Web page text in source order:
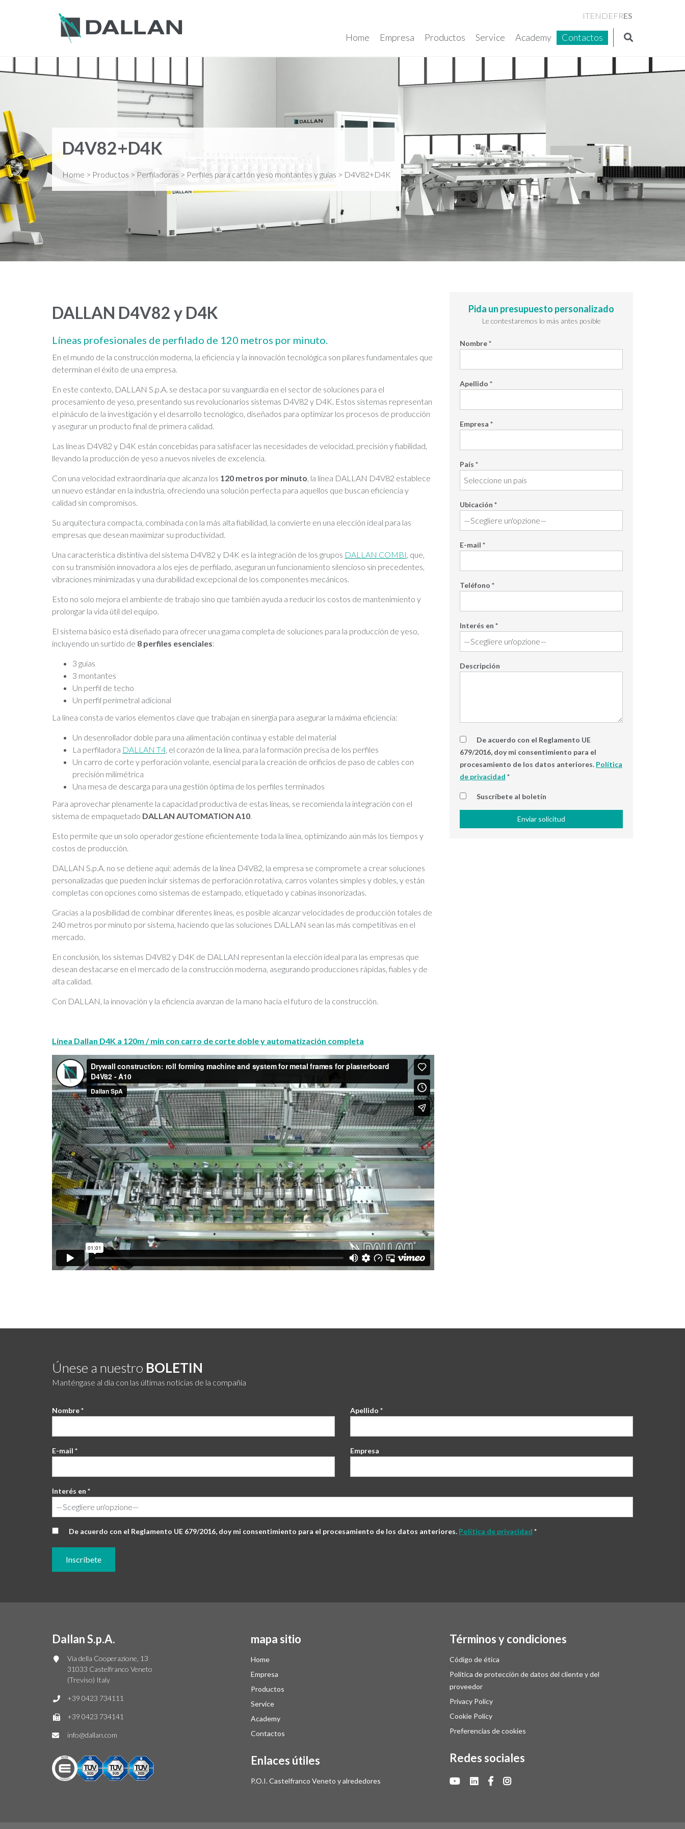
ITEN DEFRES
Home Empresa Productos Service Academy Contactos
D4V82+D4K
Home > Productos > Perfiladoras > Perfiles para cartón yeso montantes y guías > D4V82+D4K
DALLAN D4V82 y D4K
Líneas profesionales de perfilado de 120 metros por minuto.
En el mundo de la construcción moderna, la eficiencia y la innovación tecnológica son pilares fundamentales que
determinan el éxito de una empresa.
En este contexto, DALLAN S.p.A. se destaca por su vanguardia en el sector de soluciones para el
procesamiento de yeso, presentando sus revolucionarios sistemas D4V82 y D4K. Estos sistemas representan
el pináculo de la investigación y el desarrollo tecnológico, diseñados para optimizar los procesos de producción
y asegurar un producto final de primera calidad.
Las líneas D4V82 y D4K están concebidas para satisfacer las necesidades de velocidad, precisión y fiabilidad,
llevando la producción de yeso a nuevos niveles de excelencia.
Con una velocidad extraordinaria que alcanza los 120 metros por minuto, la línea DALLAN D4V82 establece
un nuevo estándar en la industria, ofreciendo una solución perfecta para aquellos que buscan eficiencia y
calidad sin compromisos.
Su arquitectura compacta, combinada con la más alta fiabilidad, la convierte en una elección ideal para las
empresas que desean maximizar su productividad.
Una característica distintiva del sistema D4V82 y D4K es la integración de los grupos DALLAN COMBI, que,
con su transmisión innovadora a los ejes de perfilado, aseguran un funcionamiento silencioso sin precedentes,
vibraciones minimizadas y una durabilidad excepcional de los componentes mecánicos.
Esto no solo mejora el ambiente de trabajo sino que también ayuda a reducir los costos de mantenimiento y
prolongar la vida útil del equipo.
El sistema básico está diseñado para ofrecer una gama completa de soluciones para la producción de yeso,
incluyendo un surtido de 8 perfiles esenciales:
3 guías
3 montantes
Un perfil de techo
Un perfil perimetral adicional
La línea consta de varios elementos clave que trabajan en sinergia para asegurar la máxima eficiencia:
Un desenrollador doble para una alimentación continua y estable del material
La perfiladora DALLAN T4, el corazón de la línea, para la formación precisa de los perfiles
Un carro de corte y perforación volante, esencial para la creación de orificios de paso de cables con
precisión milimétrica
Una mesa de descarga para una gestión óptima de los perfiles terminados
Para aprovechar plenamente la capacidad productiva de estas líneas, se recomienda la integración con el
sistema de empaquetado DALLAN AUTOMATION A10.
Esto permite que un solo operador gestione eficientemente toda la línea, optimizando aún más los tiempos y
costos de producción.
DALLAN S.p.A. no se detiene aquí: además de la línea D4V82, la empresa se compromete a crear soluciones
personalizadas que pueden incluir sistemas de perforación rotativa, carros volantes simples y dobles, y están
completas con opciones como sistemas de estampado, etiquetado y cabinas insonorizadas.
Gracias a la posibilidad de combinar diferentes líneas, es posible alcanzar velocidades de producción totales de
240 metros por minuto por sistema, haciendo que las soluciones DALLAN sean las más competitivas en el
mercado.
En conclusión, los sistemas D4V82 y D4K de DALLAN representan la elección ideal para las empresas que
desean destacarse en el mercado de la construcción moderna, asegurando producciones rápidas, fiables y de
alta calidad.
Con DALLAN, la innovación y la eficiencia avanzan de la mano hacia el futuro de la construcción.
Línea Dallan D4K a 120m / min con carro de corte doble y automatización completa
Pida un presupuesto personalizado
Le contestaremos lo más antes posible
Nombre *
Apellido *
Empresa *
País *
Ubicación *
E-mail *
Teléfono *
Interés en *
Descripción
De acuerdo con el Reglamento UE
679/2016, doy mi consentimiento para el
procesamiento de los datos anteriores. Política
de privacidad *
Suscríbete al boletín
Únese a nuestro BOLETIN
Manténgase al día con las últimas noticias de la compañía
Nombre * Apellido *
E-mail * Empresa
Interés en *
De acuerdo con el Reglamento UE 679/2016, doy mi consentimiento para el procesamiento de los datos anteriores. Política de privacidad *
Dallan S.p.A.
Via della Cooperazione, 13
31033 Castelfranco Veneto
(Treviso) Italy
+39 0423 734111
+39 0423 734141
info@dallan.com
mapa sitio
Home
Empresa
Productos
Service
Academy
Contactos
Enlaces útiles
P.O.I. Castelfranco Veneto y alrededores
Términos y condiciones
Código de ética
Política de protección de datos del cliente y del
proveedor
Privacy Policy
Cookie Policy
Preferencias de cookies
Redes sociales